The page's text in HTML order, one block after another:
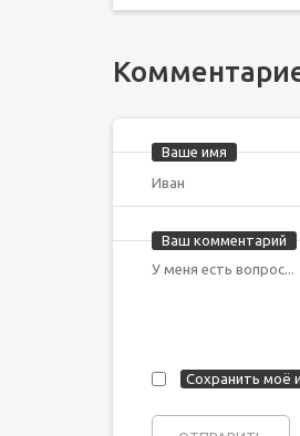
Ваше имя
Ваш комментарий
Сохранить моё